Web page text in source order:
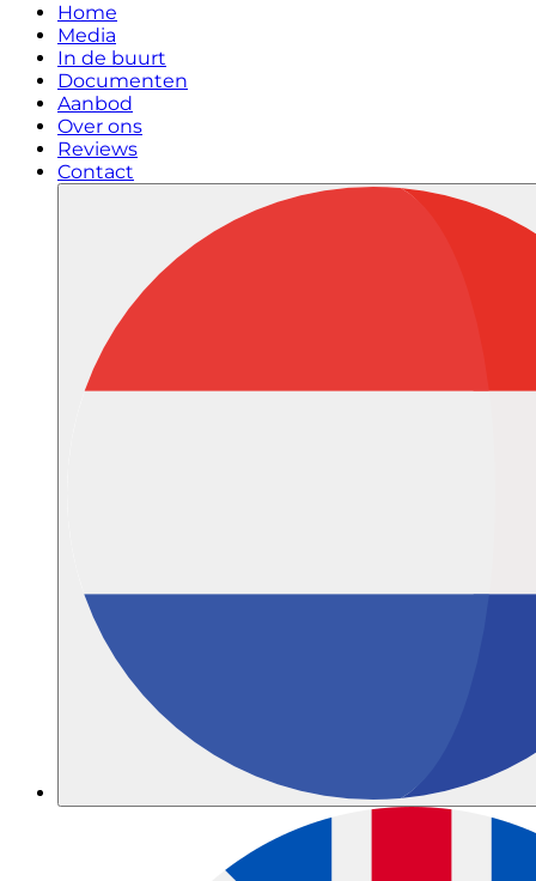
Home
Media
In de buurt
Documenten
Aanbod
Over ons
Reviews
Contact